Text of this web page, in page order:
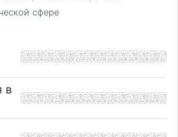
сфере
в